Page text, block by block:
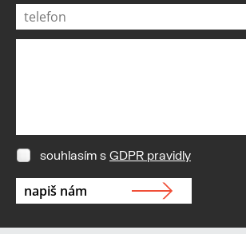
souhlasím s GDPR pravidly